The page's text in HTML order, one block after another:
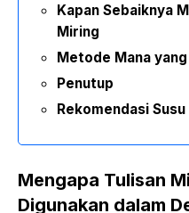
Kapan Sebaiknya
Miring
Metode Mana
Penutup
Rekomendasi
Mengapa Tulisan
Digunakan dalam